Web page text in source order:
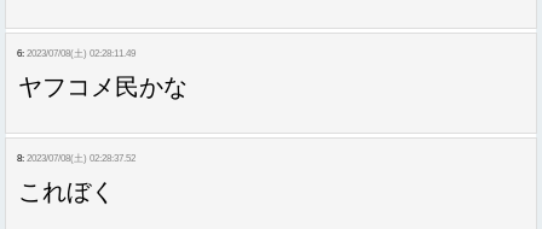
6: 2023/07/08(土) 02:28:11.49
ヤフコメ民かな
8: 2023/07/08(土) 02:28:37.52
これぼく